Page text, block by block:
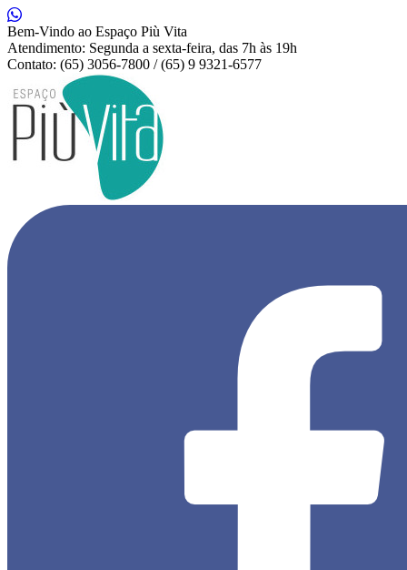
Bem-Vindo ao Espaço Più Vita
Atendimento: Segunda a sexta-feira, das 7h às 19h
Contato: (65) 3056-7800 / (65) 9 9321-6577